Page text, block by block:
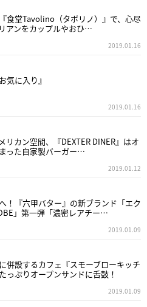
食堂Tavolino（タボリノ）』で、心尽
アンをカップルやおひ…
2019.01.16
気に入り』
2019.01.16
リカン空間、『DEXTER DINER』はオ
った自家製バーガー…
2019.01.12
！『六甲バター』の新ブランド「エク
」第一弾「濃密レアチー…
2019.01.09
併設するカフェ『スモーブローキッチ
っぷりオープンサンドに舌鼓！
2019.01.09